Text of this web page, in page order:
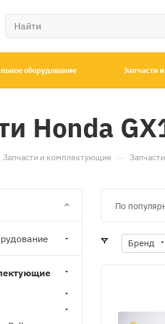
оборудование Запчасти
Honda
Запчасти и комплектующие —
По
Бренд